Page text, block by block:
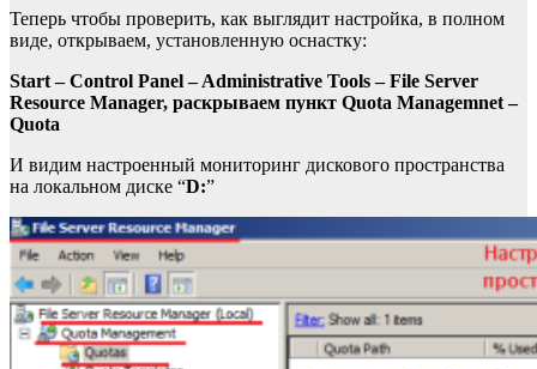
Теперь чтобы проверить, как выглядит настройка, в полном
виде, открываем, установленную оснастку:
Start – Control Panel – Administrative Tools – File Server
Resource Manager, раскрываем пункт Quota Managemnet –
Quota
И видим настроенный мониторинг дискового пространства
на локальном диске “D:”